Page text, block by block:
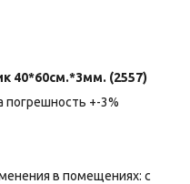
40*60см.*3мм. (2557)
+-3%
в помещениях: с